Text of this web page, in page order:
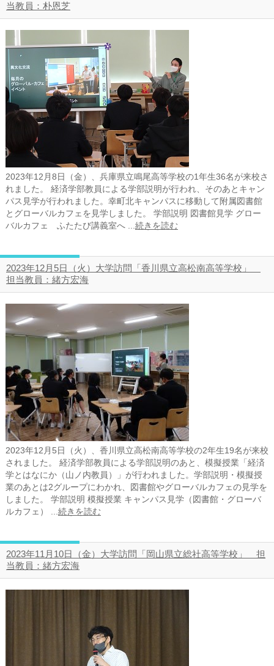
当教員：朴恩芝
2023年12月8日（金）、兵庫県立鳴尾高等学校の1年生36名が来校さ
れました。 経済学部教員による学部説明が行われ、そのあとキャン
パス見学が行われました。幸町北キャンパスに移動して附属図書館
とグローバルカフェを見学しました。 学部説明 図書館見学 グロー
バルカフェ ふたたび講義室へ ... 続きを読む
2023年12月5日（火）大学訪問「香川県立高松南高等学校」
担当教員：緒方宏海
2023年12月5日（火）、香川県立高松南高等学校の2年生19名が来校
されました。 経済学部教員による学部説明のあと、模擬授業「経済
学とはなにか（山ノ内教員）」が行われました。学部説明・模擬授
業のあとは2グループにわかれ、図書館やグローバルカフェの見学を
しました。 学部説明 模擬授業 キャンパス見学（図書館・グローバ
ルカフェ） ... 続きを読む
2023年11月10日（金）大学訪問「岡山県立総社高等学校」 担
当教員：緒方宏海